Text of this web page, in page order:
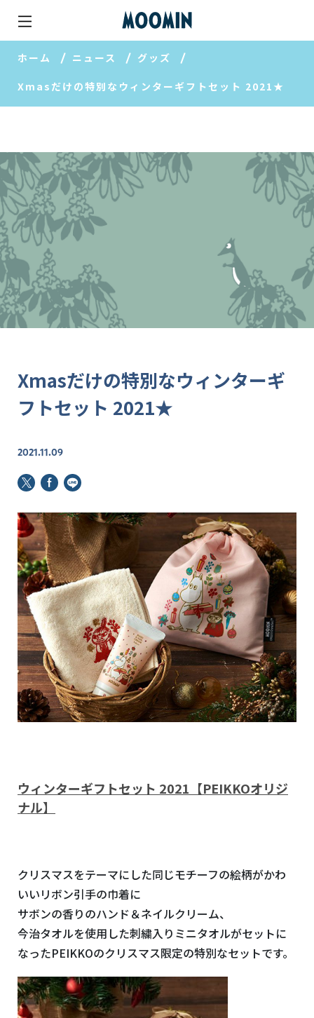
ホーム ニュース グッズ
Xmasだけの特別なウィンターギフトセット 2021★
Xmasだけの特別なウィンターギ
フトセット 2021★
2021.11.09
ウィンターギフトセット 2021【PEIKKOオリジ
ナル】
クリスマスをテーマにした同じモチーフの絵柄がかわ
いいリボン引手の巾着に
サボンの香りのハンド＆ネイルクリーム、
今治タオルを使用した刺繍入りミニタオルがセットに
なったPEIKKOのクリスマス限定の特別なセットです。